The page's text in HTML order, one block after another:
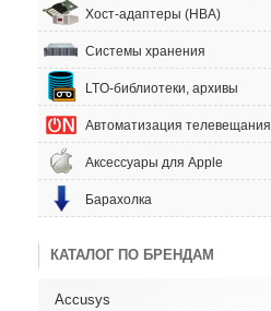
Хост-адаптеры (HBA)
Системы хранения
LTO-библиотеки, архивы
Автоматизация телевещания
Аксессуары для Apple
Барахолка
КАТАЛОГ ПО БРЕНДАМ
Accusys